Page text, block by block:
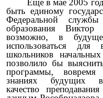
Еще в мае 2005 года
быть единому
Федеральной
образования
возможно, в
использоваться
школьников
позволило бы
программы,
знаниях будущих
качество